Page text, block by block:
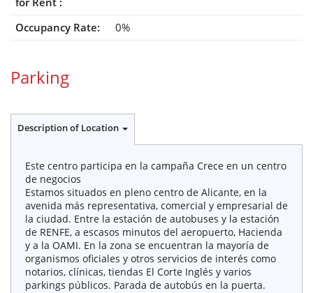
Occupancy Rate: 0%
Parking
Description of Location
Este centro participa en la campaña Crece en un centro
de negocios
Estamos situados en pleno centro de Alicante, en la
avenida más representativa, comercial y empresarial de
la ciudad. Entre la estación de autobuses y la estación
de RENFE, a escasos minutos del aeropuerto, Hacienda
y a la OAMI. En la zona se encuentran la mayoría de
organismos oficiales y otros servicios de interés como
notarios, clínicas, tiendas El Corte Inglés y varios
parkings públicos. Parada de autobús en la puerta.